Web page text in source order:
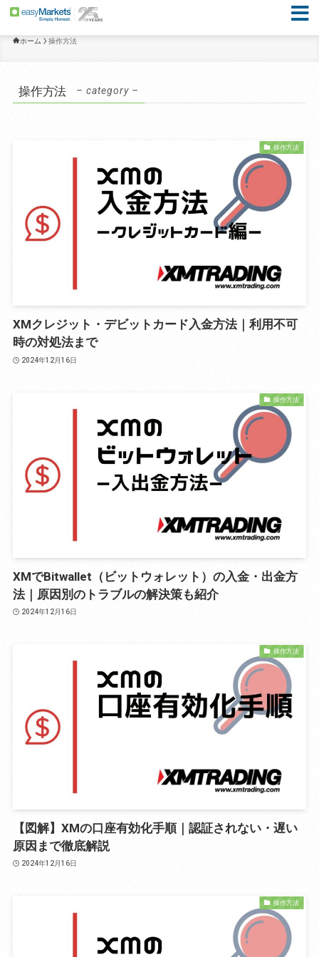
ホーム 操作方法
操作方法 – category –
操作方法
XMクレジット・デビットカード入金方法｜利用不可
時の対処法まで
2024年12月16日
操作方法
XMでBitwallet（ビットウォレット）の入金・出金方
法｜原因別のトラブルの解決策も紹介
2024年12月16日
操作方法
【図解】XMの口座有効化手順｜認証されない・遅い
原因まで徹底解説
2024年12月16日
操作方法